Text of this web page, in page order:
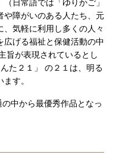
日常語では「ゆりかご」
や障がいのある人たち、元
気軽に利用し多くの人々
広げる福祉と保健活動の中
旨が表現されているとし
た２１」 の２１は、明る
す。
中から最優秀作品となっ